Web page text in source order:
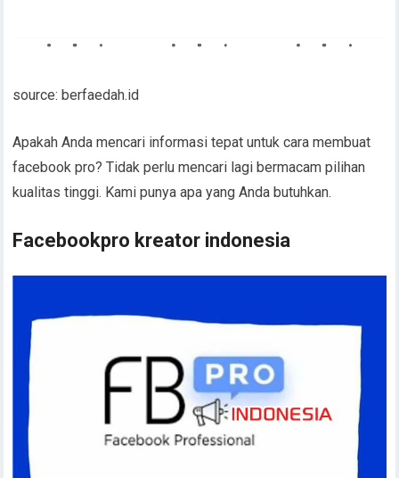
source: berfaedah.id
Apakah Anda mencari informasi tepat untuk cara membuat
facebook pro? Tidak perlu mencari lagi bermacam pilihan
kualitas tinggi. Kami punya apa yang Anda butuhkan.
Facebookpro kreator indonesia